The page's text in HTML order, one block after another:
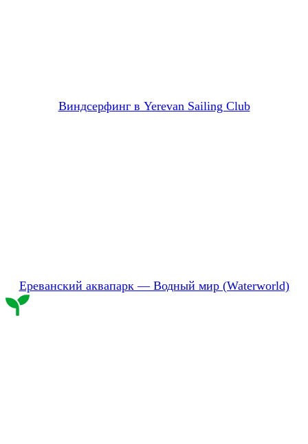
Виндсерфинг в Yerevan Sailing Club
Ереванский аквапарк — Водный мир (Waterworld)